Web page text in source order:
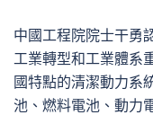
中國工程院院士干勇
工業轉型和工業體系
國特點的清潔動力系
池、燃料電池、動力